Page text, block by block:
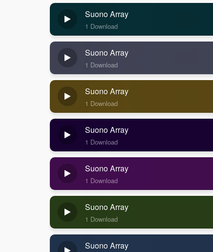
Suono Array
1 Download
Suono Array
1 Download
Suono Array
1 Download
Suono Array
1 Download
Suono Array
1 Download
Suono Array
1 Download
Suono Array